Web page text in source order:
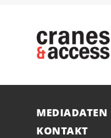
MEDIADATEN
KONTAKT